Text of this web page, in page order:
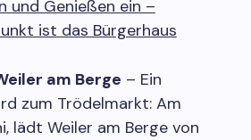
und Genießen ein –
ist das Bürgerhaus
am Berge – Ein
zum Trödelmarkt: Am
lädt Weiler am Berge von